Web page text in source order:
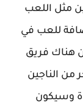
مثل اللعب
للعب في
هناك فريق
من الناجين
وسيكون